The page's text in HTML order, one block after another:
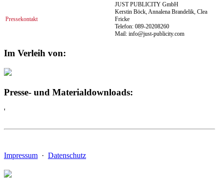
Pressekontakt
JUST PUBLICITY GmbH
Kerstin Böck, Annalena Brandelik, Clea
Fricke
Telefon: 089-20208260
Mail: info@just-publicity.com
Im Verleih von:
Presse- und Materialdownloads:
'
Impressum · Datenschutz